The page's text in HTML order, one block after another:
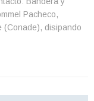
Pacheco,
(Conade), disipando